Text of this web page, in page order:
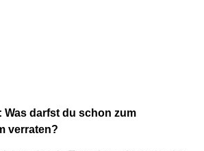
darfst du schon zum
verraten?